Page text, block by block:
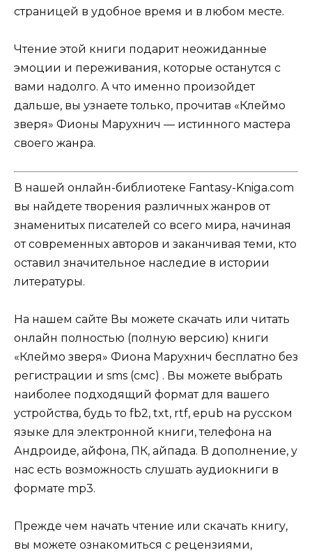
страницей в удобное время и в любом месте.
Чтение этой книги подарит неожиданные
эмоции и переживания, которые останутся с
вами надолго. А что именно произойдет
дальше, вы узнаете только, прочитав «Клеймо
зверя» Фионы Марухнич — истинного мастера
своего жанра.
В нашей онлайн-библиотеке Fantasy-Kniga.com
вы найдете творения различных жанров от
знаменитых писателей со всего мира, начиная
от современных авторов и заканчивая теми, кто
оставил значительное наследие в истории
литературы.
На нашем сайте Вы можете скачать или читать
онлайн полностью (полную версию) книги
«Клеймо зверя» Фиона Марухнич бесплатно без
регистрации и sms (смс) . Вы можете выбрать
наиболее подходящий формат для вашего
устройства, будь то fb2, txt, rtf, epub на русском
языке для электронной книги, телефона на
Андроиде, айфона, ПК, айпада. В дополнение, у
нас есть возможность слушать аудиокниги в
формате mp3.
Прежде чем начать чтение или скачать книгу,
вы можете ознакомиться с рецензиями,